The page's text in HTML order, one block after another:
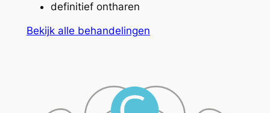
definitief ontharen
Bekijk alle behandelingen